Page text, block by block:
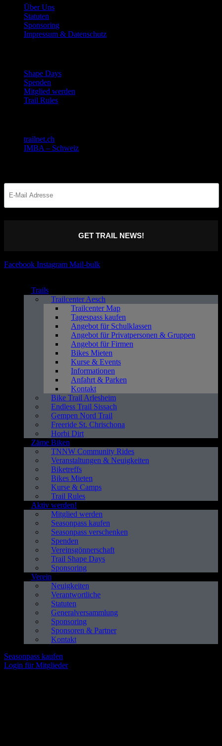
Über Uns
Statuten
Sponsoring
Impressum & Datenschutz
Shape Days
Spenden
Mitglied werden
Trail Rules
trailnet.ch
IMBA – Schweiz
GET TRAIL NEWS!
Facebook Instagram Mail-bulk
Trails
Trailcenter Aesch
Trailcenter Map
Tagespass kaufen
Angebot für Schulklassen
Angebot für Privatpersonen & Gruppen
Angebot für Firmen
Bikes Mieten
Kurse & Events
Informationen
Anfahrt & Parken
Kontakt
Bike Trail Arlesheim
Endless Trail Sissach
Gempen Nord Trail
Freeride St. Chrischona
Horbi Dirt
Zäme Biken
TNNW Community Rides
Veranstaltungen & Neuigkeiten
Biketreffs
Bikes Mieten
Kurse & Camps
Trail Rules
Aktiv werden!
Mitglied werden
Seasonpass kaufen
Seasonpass verschenken
Spenden
Vereinsgönnerschaft
Trail Shape Days
Sponsoring
Verein
Neuigkeiten
Verantwortliche
Statuten
Generalversammlung
Sponsoring
Sponsoren & Partner
Kontakt
Seasonpass kaufen
Login für Mitglieder